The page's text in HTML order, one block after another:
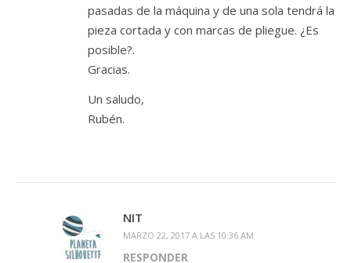
pasadas de la máquina y de una sola tendrá la
pieza cortada y con marcas de pliegue. ¿Es
posible?.
Gracias.
Un saludo,
Rubén.
NIT
MARZO 22, 2017 A LAS 10:36 AM
RESPONDER